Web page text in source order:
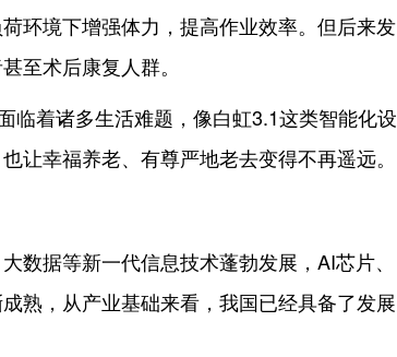
环境下增强体力，提高作业效率。但后来发
至术后康复人群。
临着诸多生活难题，像白虹3.1这类智能化设
让幸福养老、有尊严地老去变得不再遥远。
数据等新一代信息技术蓬勃发展，AI芯片、
熟，从产业基础来看，我国已经具备了发展